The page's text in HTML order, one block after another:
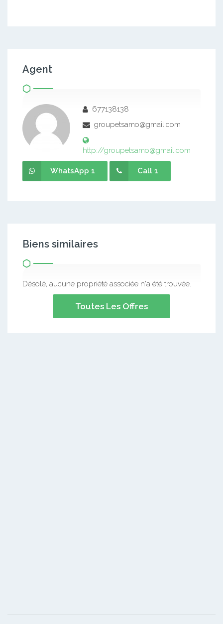
Agent
677138138
groupetsamo@gmail.com
http://groupetsamo@gmail.com
WhatsApp 1 Call 1
Biens similaires
Désolé, aucune propriété associée n'a été trouvée.
Toutes Les Offres